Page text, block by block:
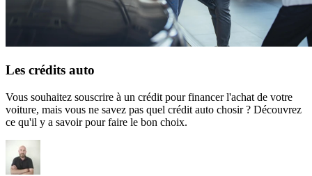
Les crédits auto
Vous souhaitez souscrire à un crédit pour financer l'achat de votre
voiture, mais vous ne savez pas quel crédit auto chosir ? Découvrez
ce qu'il y a savoir pour faire le bon choix.